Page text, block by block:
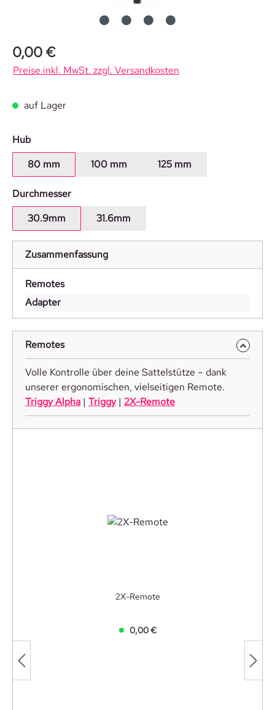
0,00 €
Preise inkl. MwSt. zzgl. Versandkosten
auf Lager
Hubauswählen
80 mm
100 mm 125 mm
Durchmesserauswählen
30.9mm
31.6mm
Zusammenfassung
Remotes
Adapter
Remotes
Volle Kontrolle über deine Sattelstütze – dank
unserer ergonomischen, vielseitigen Remote.
Triggy Alpha | Triggy| 2X-Remote
2X-Remote
0,00 €